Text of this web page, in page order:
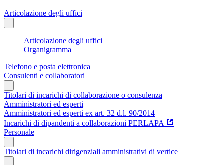
Articolazione degli uffici
Articolazione degli uffici
Organigramma
Telefono e posta elettronica
Consulenti e collaboratori
Titolari di incarichi di collaborazione o consulenza
Amministratori ed esperti
Amministratori ed esperti ex art. 32 d.l. 90/2014
Incarichi di dipandenti a collaborazioni PERLAPA
Personale
Titolari di incarichi dirigenziali amministrativi di vertice